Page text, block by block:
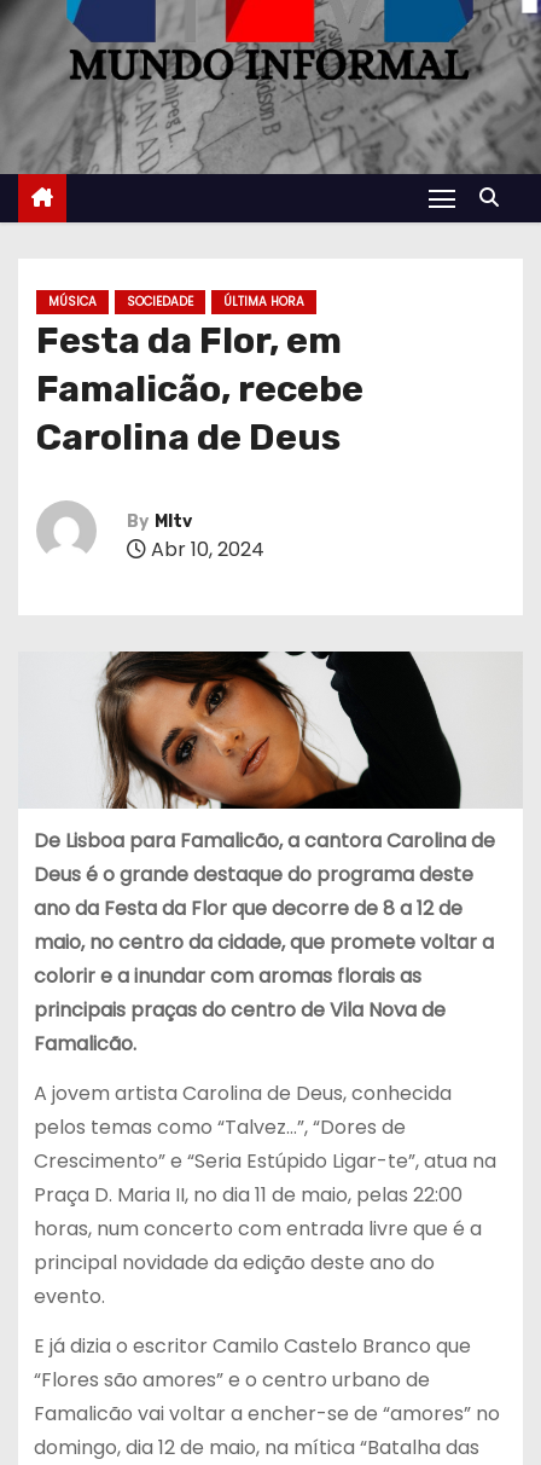
MÚSICA SOCIEDADE ÚLTIMA HORA
Festa da Flor, em
Famalicão, recebe
Carolina de Deus
By MItv
Abr 10, 2024
De Lisboa para Famalicão, a cantora Carolina de
Deus é o grande destaque do programa deste
ano da Festa da Flor que decorre de 8 a 12 de
maio, no centro da cidade, que promete voltar a
colorir e a inundar com aromas florais as
principais praças do centro de Vila Nova de
Famalicão.
A jovem artista Carolina de Deus, conhecida
pelos temas como “Talvez…”, “Dores de
Crescimento” e “Seria Estúpido Ligar-te”, atua na
Praça D. Maria II, no dia 11 de maio, pelas 22:00
horas, num concerto com entrada livre que é a
principal novidade da edição deste ano do
evento.
E já dizia o escritor Camilo Castelo Branco que
“Flores são amores” e o centro urbano de
Famalicão vai voltar a encher-se de “amores” no
domingo, dia 12 de maio, na mítica “Batalha das